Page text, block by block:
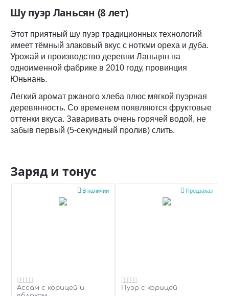
Шу пуэр Ланьсян (8 лет)
Этот приятный шу пуэр традиционных технологий
имеет тёмный злаковый вкус с ноткми ореха и дуба.
Урожай и производство деревни Ланьцян на
одноименной фабрике в 2010 году, провинция
Юньнань.
Легкий аромат ржаного хлеба плюс мягкой пуэрная
деревянность. Со временем появляются фруктовые
оттенки вкуса. Заваривать очень горячей водой, не
забыв первый (5-секундный пролив) слить.
Заряд и тонус
В наличии

Ассам с корицей и
Предзаказ

Пуэр с корицей